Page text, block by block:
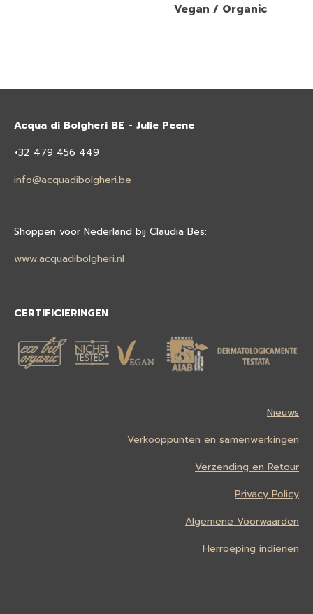
Vegan / Organic
Acqua di Bolgheri BE - Julie Peene
+32 479 456 449
info@acquadibolgheri.be
Shoppen voor Nederland bij Claudia Bes:
www.acquadibolgheri.nl
CERTIFICIERINGEN
Nieuws
Verkooppunten en samenwerkingen
Verzending en Retour
Privacy Policy
Algemene Voorwaarden
Herroeping indienen